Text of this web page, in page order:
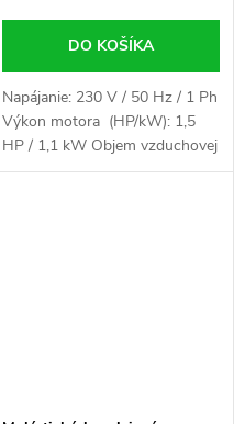
DO KOŠÍKA
Napájanie: 230 V / 50 Hz / 1 Ph
Výkon motora (HP/kW): 1,5
HP / 1,1 kW Objem vzduchovej
nádrže (l): 6 Rozmery (cm): 50 x